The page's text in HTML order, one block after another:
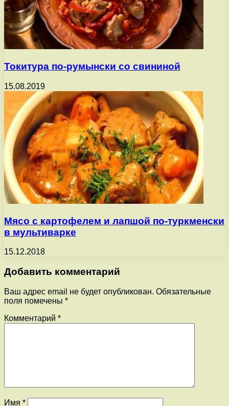
Токитура по-румынски со свининой
15.08.2019
Мясо с картофелем и лапшой по-туркменски
в мультиварке
15.12.2018
Добавить комментарий
Ваш адрес email не будет опубликован. Обязательные
поля помечены *
Комментарий *
Имя *